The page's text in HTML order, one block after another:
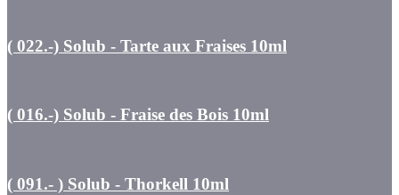
( 022.-) Solub - Tarte aux Fraises 10ml
( 016.-) Solub - Fraise des Bois 10ml
( 091.- ) Solub - Thorkell 10ml